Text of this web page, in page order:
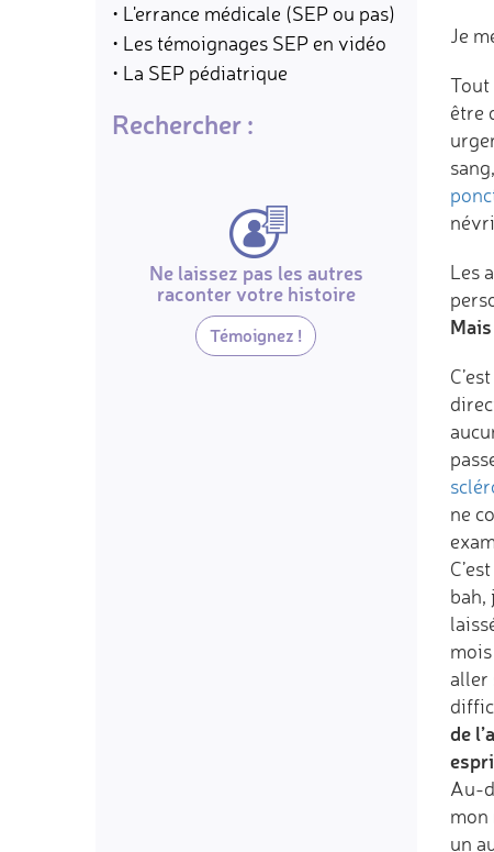
• L'errance médicale (SEP ou pas)
• Les témoignages SEP en vidéo
• La SEP pédiatrique
Rechercher :
Ne laissez pas les autres
raconter votre histoire
Témoignez !
Je
Tout
être
Les
ne
bah,
aller
de
Au-
mon
un